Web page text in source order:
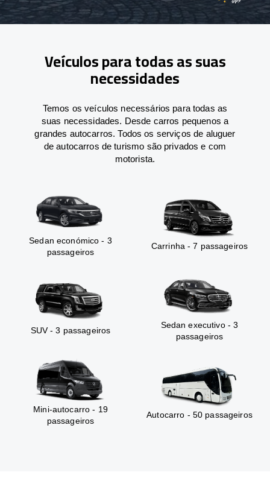
Veículos para todas as suas
necessidades
Temos os veículos necessários para todas as
suas necessidades. Desde carros pequenos a
grandes autocarros. Todos os serviços de aluguer
de autocarros de turismo são privados e com
motorista.
Sedan económico - 3
passageiros
Carrinha - 7 passageiros
SUV - 3 passageiros
Sedan executivo - 3
passageiros
Mini-autocarro - 19
passageiros
Autocarro - 50 passageiros